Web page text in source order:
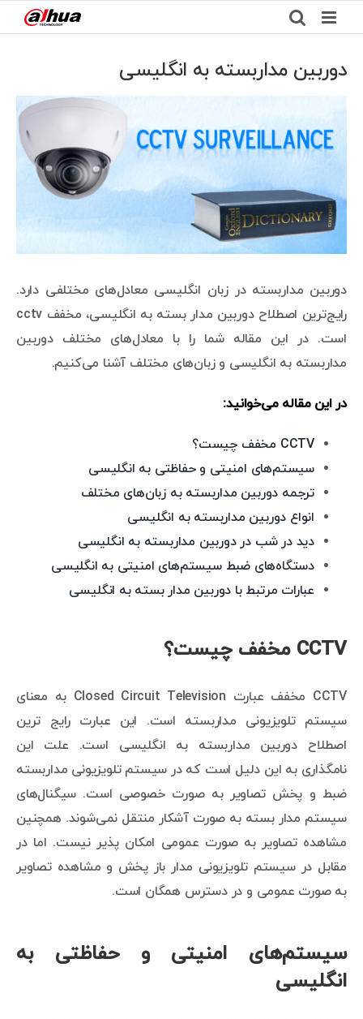
to
دوربین مداربسته به انگلیسی
Larger
Image
دوربین مداربسته در زبان انگلیسی معادل‌های مختلفی دارد.
رایج‌ترین اصطلاح دوربین مدار بسته به انگلیسی، مخفف cctv
است. در این مقاله شما را با معادل‌های مختلف دوربین
مداربسته به انگلیسی و زبان‌های مختلف آشنا می‌کنیم.
در این مقاله می‌خوانید:
CCTV مخفف چیست؟
سیستم‌های امنیتی و حفاظتی به انگلیسی
ترجمه دوربین مداربسته به زبان‌های مختلف
انواع دوربین مداربسته به انگلیسی
دید در شب در دوربین مداربسته به انگلیسی
دستگاه‌های ضبط سیستم‌های امنیتی به انگلیسی
عبارات مرتبط با دوربین مدار بسته به انگلیسی
CCTV مخفف چیست؟
CCTV مخفف عبارت Closed Circuit Television به معنای
سیستم تلویزیونی مداربسته است. این عبارت رایج ترین
اصطلاح دوربین مداربسته به انگلیسی است. علت این
نامگذاری به این دلیل است که در سیستم تلویزیونی مداربسته
ضبط و پخش تصاویر به صورت خصوصی است. سیگنال‌های
سیستم مدار بسته به صورت آشکار منتقل نمی‌شوند. همچنین
مشاهده تصاویر به صورت عمومی امکان پذیر نیست. اما در
مقابل در سیستم تلویزیونی مدار باز پخش و مشاهده تصاویر
به صورت عمومی و در دسترس همگان است.
سیستم‌های امنیتی و حفاظتی به
انگلیسی